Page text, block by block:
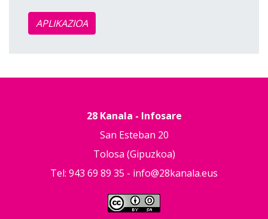
APLIKAZIOA
28 Kanala - Infosare
San Esteban 20
Tolosa (Gipuzkoa)
Tel: 943 69 89 35 - info@28kanala.eus